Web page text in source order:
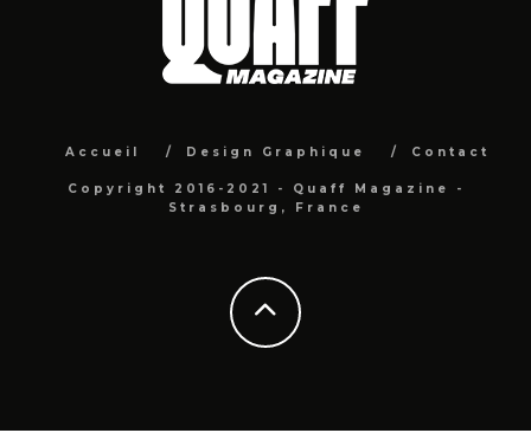
Accueil Design Graphique Contact
Copyright 2016-2021 - Quaff Magazine -
Strasbourg, France